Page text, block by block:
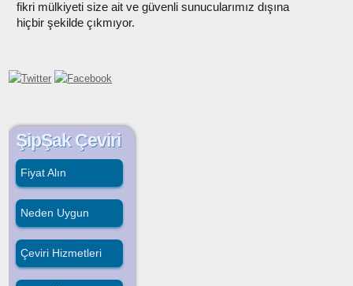
fikri mülkiyeti size ait ve güvenli sunucularımız dışına
hiçbir şekilde çıkmıyor.
ŞipŞak Çeviri
Fiyat Alın
Neden Uygun
Çeviri Hizmetleri